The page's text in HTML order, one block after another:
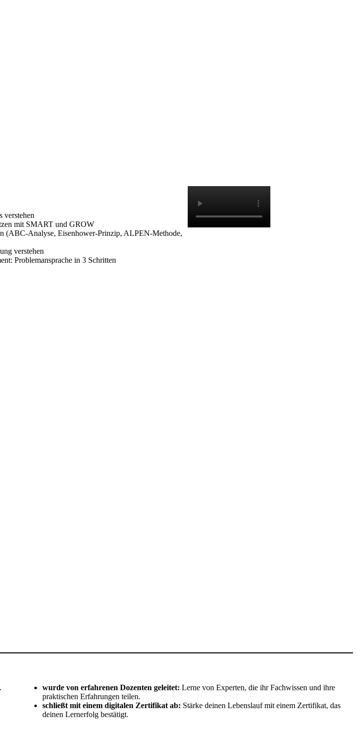
verstehen
mit SMART und GROW
(ABC-Analyse, Eisenhower-Prinzip, ALPEN-Methode,
verstehen
Problemansprache in 3 Schritten
wurde von erfahrenen Dozenten geleitet: Lerne von Experten, die ihr Fachwissen und ihre
praktischen Erfahrungen teilen.
schließt mit einem digitalen Zertifikat ab: Stärke deinen Lebenslauf mit einem Zertifikat, das
deinen Lernerfolg bestätigt.